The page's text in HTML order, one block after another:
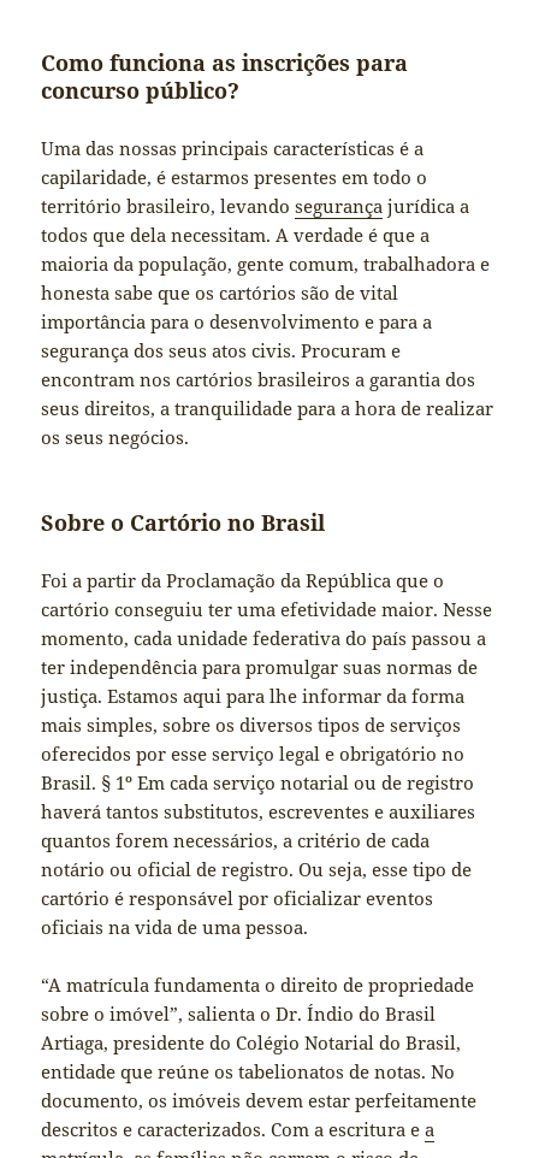
Como funciona as inscrições para
concurso público?
Uma das nossas principais características é a
capilaridade, é estarmos presentes em todo o
território brasileiro, levandosegurança jurídica a
todos que dela necessitam. A verdade é que a
maioria da população, gente comum, trabalhadora e
honesta sabe que os cartórios são de vital
importância para o desenvolvimento e para a
segurança dos seus atos civis. Procuram e
encontram nos cartórios brasileiros a garantia dos
seus direitos, a tranquilidade para a hora de realizar
os seus negócios.
Sobre o Cartório no Brasil
Foi a partir da Proclamação da República que o
cartório conseguiu ter uma efetividade maior. Nesse
momento, cada unidade federativa do país passou a
ter independência para promulgar suas normas de
justiça. Estamos aqui para lhe informar da forma
mais simples, sobre os diversos tipos de serviços
oferecidos por esse serviço legal e obrigatório no
Brasil. § 1º Em cada serviço notarial ou de registro
haverá tantos substitutos, escreventes e auxiliares
quantos forem necessários, a critério de cada
notário ou oficial de registro. Ou seja, esse tipo de
cartório é responsável por oficializar eventos
oficiais na vida de uma pessoa.
“A matrícula fundamenta o direito de propriedade
sobre o imóvel”, salienta o Dr. Índio do Brasil
Artiaga, presidente do Colégio Notarial do Brasil,
entidade que reúne os tabelionatos de notas. No
documento, os imóveis devem estar perfeitamente
descritos e caracterizados. Com a escritura ea